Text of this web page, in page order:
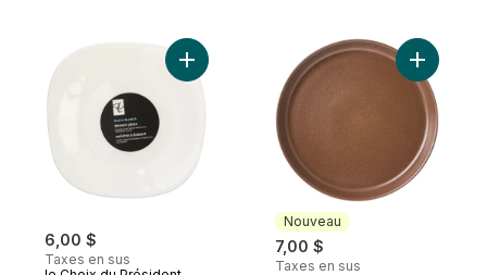
6,00 $
Taxes en sus
Ajouter Assiette À Dessert Playablanca
Nouveau
7,00 $
Taxes en sus
Ajouter